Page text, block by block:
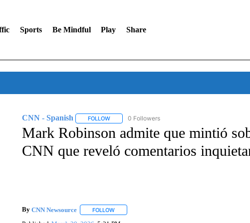
Sports Be Mindful Play Share
CNN - Spanish FOLLOWFOLLOW "CNN - SPANISH" TO RECEIVE
0 Followers
Mark Robinson admite que mintió
CNN que reveló comentarios
By CNN Newsource FOLLOWFOLLOW "" TO RECEIVE NOTIFICATIONS ABOUT